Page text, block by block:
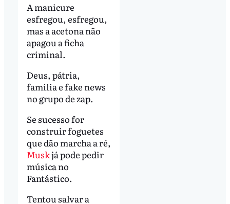
A manicure
esfregou, esfregou,
mas a acetona não
apagou a ficha
criminal.
Deus, pátria,
família e fake news
no grupo de zap.
Se sucesso for
construir foguetes
que dão marcha a ré,
Muskjá pode pedir
música no
Fantástico.
Tentou salvar a